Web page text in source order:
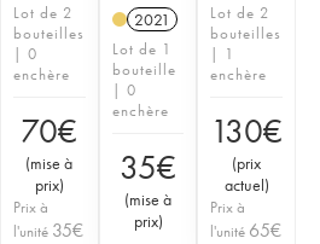
Lot de 2
bouteilles
| 0
enchère
70€
(mise à
prix)
Prix à
l'unité 35€
2021
Lot de 1
bouteille
| 0
enchère
35€
(mise à
prix)
Lot de 2
bouteilles
| 1
enchère
130€
(prix
actuel)
Prix à
l'unité 65€